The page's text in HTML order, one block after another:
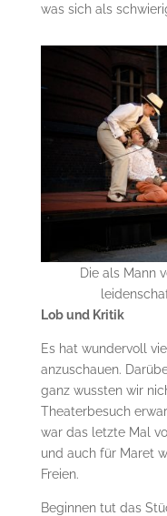
was sich als
Die als Mann
Lob und Kritik
Es hat wundervoll
anzuschauen.
ganz wussten wir
Theaterbesuch
war das letzte Mal
und auch für Maret
Freien.
Beginnen tut das